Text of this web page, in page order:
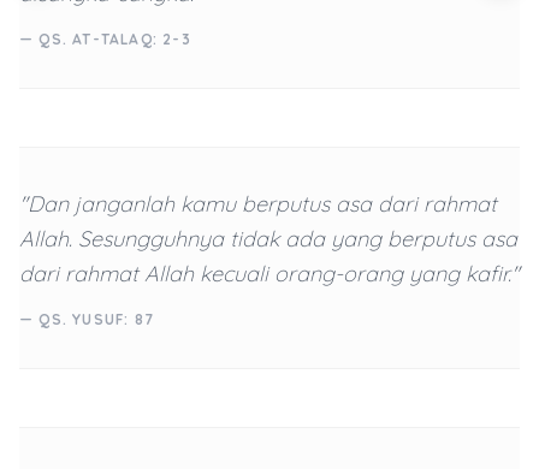
— QS. AT-TALAQ: 2-3
"Dan janganlah kamu berputus asa dari rahmat
Allah. Sesungguhnya tidak ada yang berputus asa
dari rahmat Allah kecuali orang-orang yang kafir."
— QS. YUSUF: 87